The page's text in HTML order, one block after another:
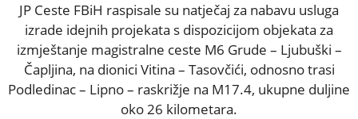
JP Ceste FBiH raspisale su natječaj za nabavu usluga
izrade idejnih projekata s dispozicijom objekata za
izmještanje magistralne ceste M6 Grude – Ljubuški –
Čapljina, na dionici Vitina – Tasovčići, odnosno trasi
Podledinac – Lipno – raskrižje na M17.4, ukupne duljine
oko 26 kilometara.